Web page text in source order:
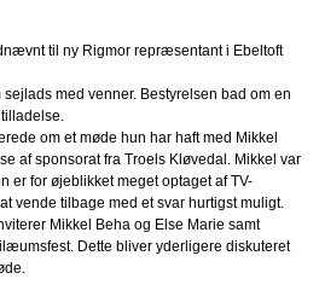
til ny Rigmor repræsentant i Ebeltoft
med venner. Bestyrelsen bad om en
om et møde hun har haft med Mikkel
af sponsorat fra Troels Kløvedal. Mikkel var
er for øjeblikket meget optaget af TV-
vende tilbage med et svar hurtigst muligt.
Mikkel Beha og Else Marie samt
Dette bliver yderligere diskuteret